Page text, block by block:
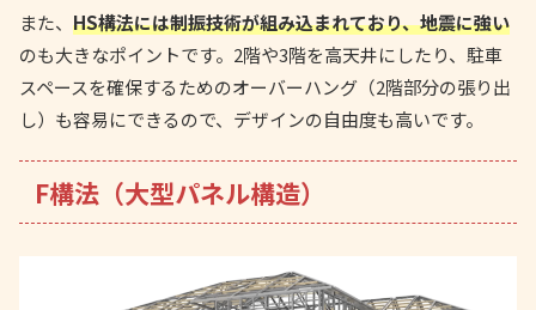
また、 HS構法には制振技術が組み込まれており、地震に強い
のも大きなポイントです。2階や3階を高天井にしたり、駐車
スペースを確保するためのオーバーハング（2階部分の張り出
し）も容易にできるので、デザインの自由度も高いです。
F構法（大型パネル構造）